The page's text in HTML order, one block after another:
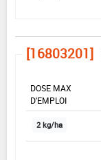
[16803201]
DOSE MAX
D'EMPLOI
2 kg/ha